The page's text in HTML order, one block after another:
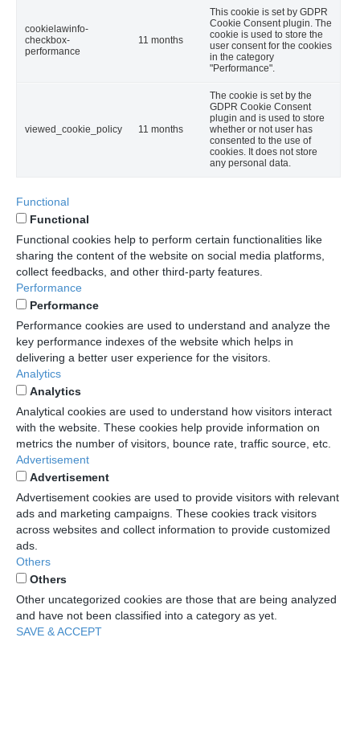
cookielawinfo-
checkbox-
performance
11 months
This cookie is set by GDPR
Cookie Consent plugin. The
cookie is used to store the
user consent for the cookies
in the category
"Performance".
viewed_cookie_policy 11 months
The cookie is set by the
GDPR Cookie Consent
plugin and is used to store
whether or not user has
consented to the use of
cookies. It does not store
any personal data.
Functional
Functional
Functional cookies help to perform certain functionalities like
sharing the content of the website on social media platforms,
collect feedbacks, and other third-party features.
Performance
Performance
Performance cookies are used to understand and analyze the
key performance indexes of the website which helps in
delivering a better user experience for the visitors.
Analytics
Analytics
Analytical cookies are used to understand how visitors interact
with the website. These cookies help provide information on
metrics the number of visitors, bounce rate, traffic source, etc.
Advertisement
Advertisement
Advertisement cookies are used to provide visitors with relevant
ads and marketing campaigns. These cookies track visitors
across websites and collect information to provide customized
ads.
Others
Others
Other uncategorized cookies are those that are being analyzed
and have not been classified into a category as yet.
SAVE & ACCEPT